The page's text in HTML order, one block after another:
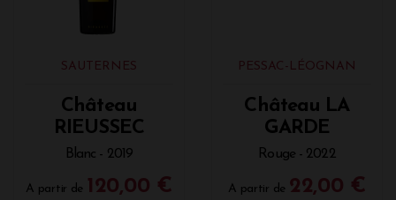
SAUTERNES
Château
RIEUSSEC
Blanc - 2019
A partir de 120,00 €
PESSAC-LÉOGNAN
Château LA
GARDE
Rouge - 2022
A partir de 22,00 €